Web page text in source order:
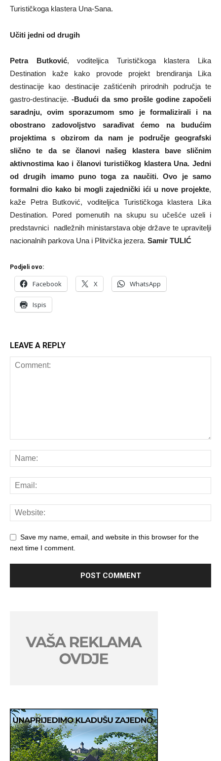
Turističkoga klastera Una-Sana.
Učiti jedni od drugih
Petra Butković, voditeljica Turističkoga klastera Lika
Destination kaže kako provode projekt brendiranja Lika
destinacije kao destinacije zaštićenih prirodnih područja te
gastro-destinacije.-Budući da smo prošle godine započeli
saradnju, ovim sporazumom smo je formalizirali i na
obostrano zadovoljstvo sarađivat ćemo na budućim
projektima s obzirom da nam je područje geografski
slično te da se članovi našeg klastera bave sličnim
aktivnostima kao i članovi turističkog klastera Una. Jedni
od drugih imamo puno toga za naučiti. Ovo je samo
formalni dio kako bi mogli zajednički ići u nove projekte,
kaže Petra Butković, voditeljica Turističkoga klastera Lika
Destination. Pored pomenutih na skupu su učešće uzeli i
predstavnici nadležnih ministarstava obje države te upravitelji
nacionalnih parkova Una i Plitvička jezera. Samir TULIĆ
Podjeli ovo:
Facebook X WhatsApp
Ispis
LEAVE A REPLY
Save my name, email, and website in this browser for the
next time I comment.